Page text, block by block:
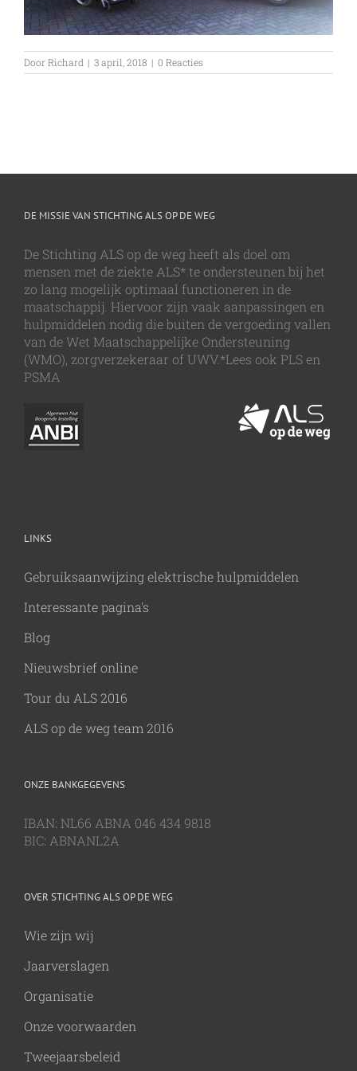
DoorRichard | 3 april, 2018 | 0 Reacties
DE MISSIE VAN STICHTING ALS OP DE WEG
De Stichting ALS op de weg heeft als doel om
mensen met de ziekte ALS* te ondersteunen bij het
zo lang mogelijk optimaal functioneren in de
maatschappij. Hiervoor zijn vaak aanpassingen en
hulpmiddelen nodig die buiten de vergoeding vallen
van de Wet Maatschappelijke Ondersteuning
(WMO), zorgverzekeraar of UWV.*Lees ook PLS en
PSMA
LINKS
Gebruiksaanwijzing elektrische hulpmiddelen
Interessante pagina's
Blog
Nieuwsbrief online
Tour du ALS 2016
ALS op de weg team 2016
ONZE BANKGEGEVENS
IBAN: NL66 ABNA 046 434 9818
BIC: ABNANL2A
OVER STICHTING ALS OP DE WEG
Wie zijn wij
Jaarverslagen
Organisatie
Onze voorwaarden
Tweejaarsbeleid